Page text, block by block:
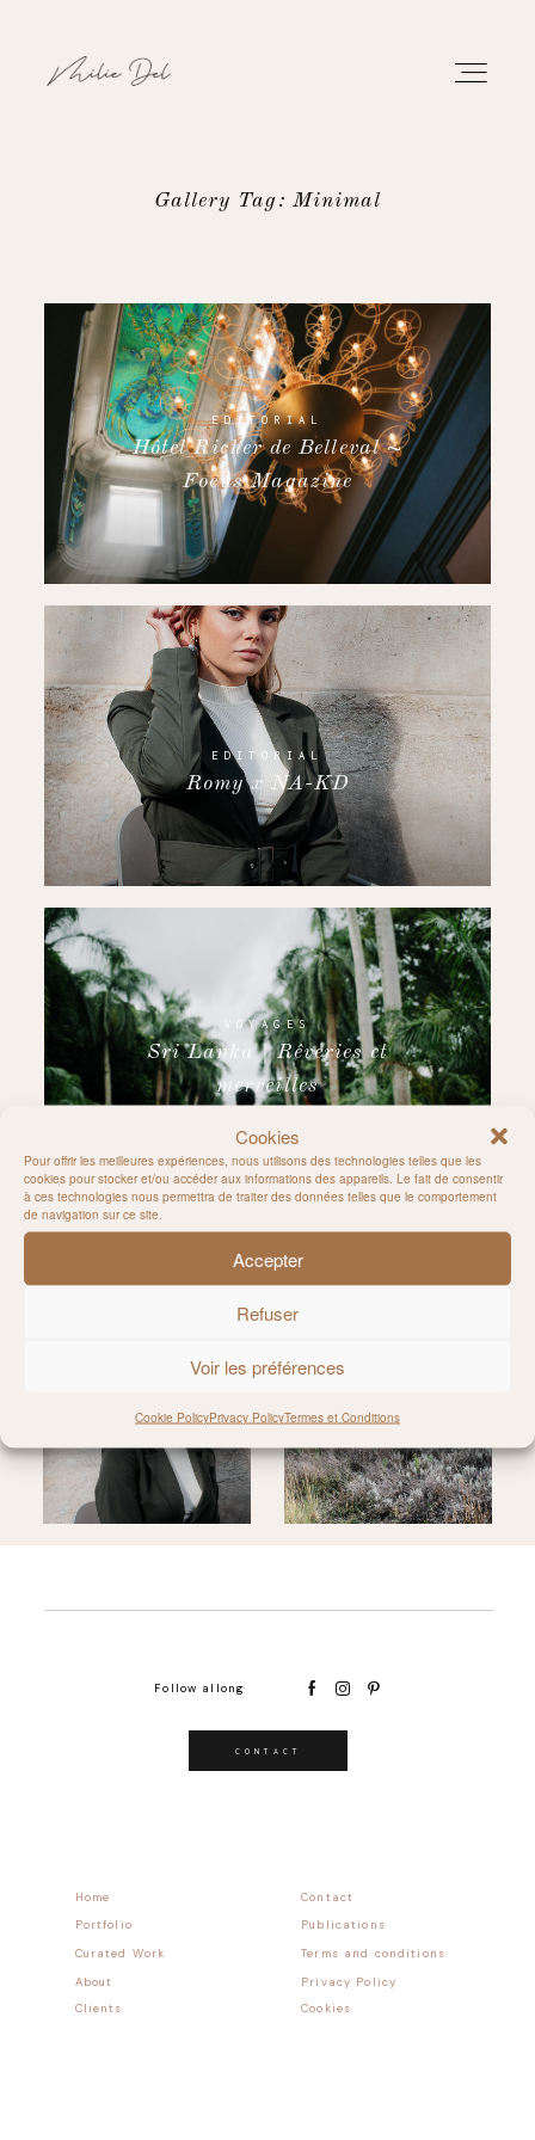
Cookies
Pour offrir les meilleures expériences, nous utilisons des technologies telles que les
cookies pour stocker et/ou accéder aux informations des appareils. Le fait de consentir
à ces technologies nous permettra de traiter des données telles que le comportement
de navigation sur ce site.
Accepter
Refuser
Voir les préférences
Cookie PolicyPrivacy PolicyTermes et Conditions
TRAVAUX
À PROPOS
CONTACT
Gallery Tag: Minimal
EDITORIAL
Hôtel Richer de Belleval ~
Focus Magazine
EDITORIAL
Romy x NA-KD
VOYAGES
Sri Lanka | Rêveries et
merveilles
Rejoignez-moi sur Instagram
@MILIE_DEL
Contact
Home
Follow allong
Publications
Portfolio
Terms and conditions
Curated Work
CONTACT
Privacy Policy
About
Cookies
Clients